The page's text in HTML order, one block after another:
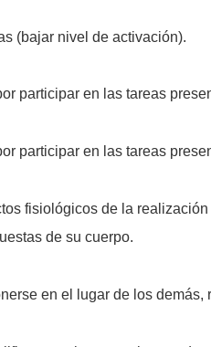
(bajar nivel de activación).
participar en las tareas
participar en las tareas
fisiológicos de la
de su cuerpo.
en el lugar de los demás,